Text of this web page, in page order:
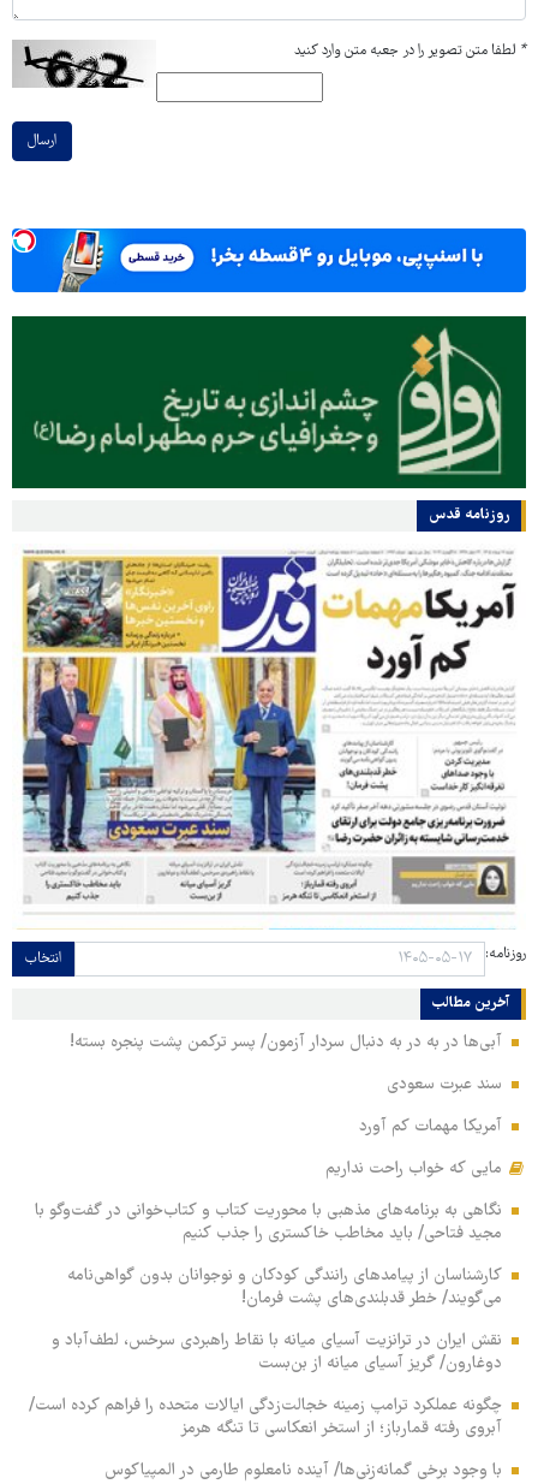
* لطفا متن تصویر را در جعبه متن وارد کنید
ارسال
روزنامه قدس
روزنامه: انتخاب
آخرین مطالب
آبی‌ها در به در به دنبال سردار آزمون/ پسر ترکمن پشت پنجره بسته!
سند عبرت سعودی
آمریکا مهمات کم آورد
مایی که خواب راحت نداریم
نگاهی به برنامه‌های مذهبی با محوریت کتاب و کتاب‌خوانی در گفت‌وگو با
مجید فتاحی/ باید مخاطب خاکستری را جذب کنیم
کارشناسان از پیامدهای رانندگی کودکان و نوجوانان بدون گواهی‌نامه
می‌گویند/ خطر قدبلندی‌های پشت فرمان!
نقش ایران در ترانزیت آسیای میانه با نقاط راهبردی سرخس، لطف‌آباد و
دوغارون/ گریز آسیای میانه از بن‌بست
چگونه عملکرد ترامپ زمینه خجالت‌زدگی ایالات متحده را فراهم کرده است/
آبروی رفته قمارباز؛ از استخر انعکاسی تا تنگه هرمز
با وجود برخی گمانه‌زنی‌ها/ آینده نامعلوم طارمی در المپیاکوس